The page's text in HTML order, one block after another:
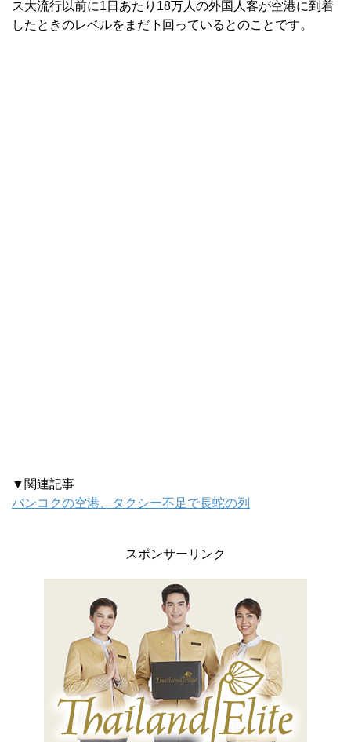
ス大流行以前に1日あたり18万人の外国人客が空港に到着
したときのレベルをまだ下回っているとのことです。
▼関連記事
バンコクの空港、タクシー不足で長蛇の列
スポンサーリンク